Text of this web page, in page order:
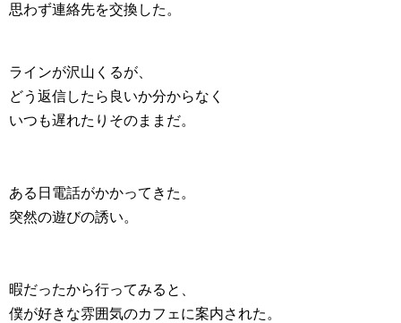
思わず連絡先を交換した。
ラインが沢山くるが、
どう返信したら良いか分からなく
いつも遅れたりそのままだ。
ある日電話がかかってきた。
突然の遊びの誘い。
暇だったから行ってみると、
僕が好きな雰囲気のカフェに案内された。